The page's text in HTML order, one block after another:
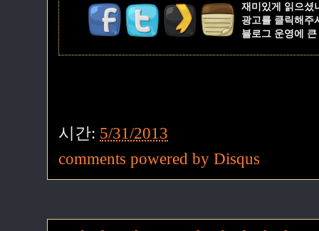
재미있게 읽으셨
광고를 클릭해주
블로그 운영에
시간: 5/31/2013
comments powered by Disqus